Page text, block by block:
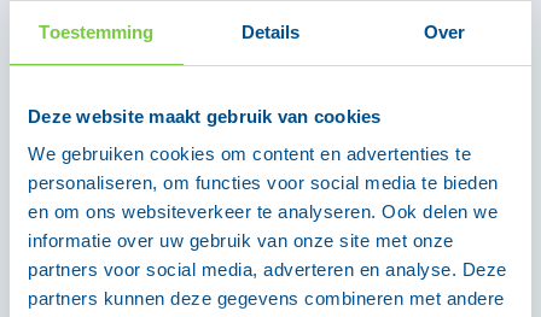
Toestemming Details Over
Deze website maakt gebruik van cookies
We gebruiken cookies om content en advertenties te
personaliseren, om functies voor social media te bieden
en om ons websiteverkeer te analyseren. Ook delen we
informatie over uw gebruik van onze site met onze
partners voor social media, adverteren en analyse. Deze
partners kunnen deze gegevens combineren met andere
OmniTex Premium
reinigingsdoekjes
voor het lichaam,
extra groot & extra
dik, zonder
afspoelen
€5,12 incl. btw
OmniTex Ultra
incontinentie bed
onderlegger 25
stuks
€11,99